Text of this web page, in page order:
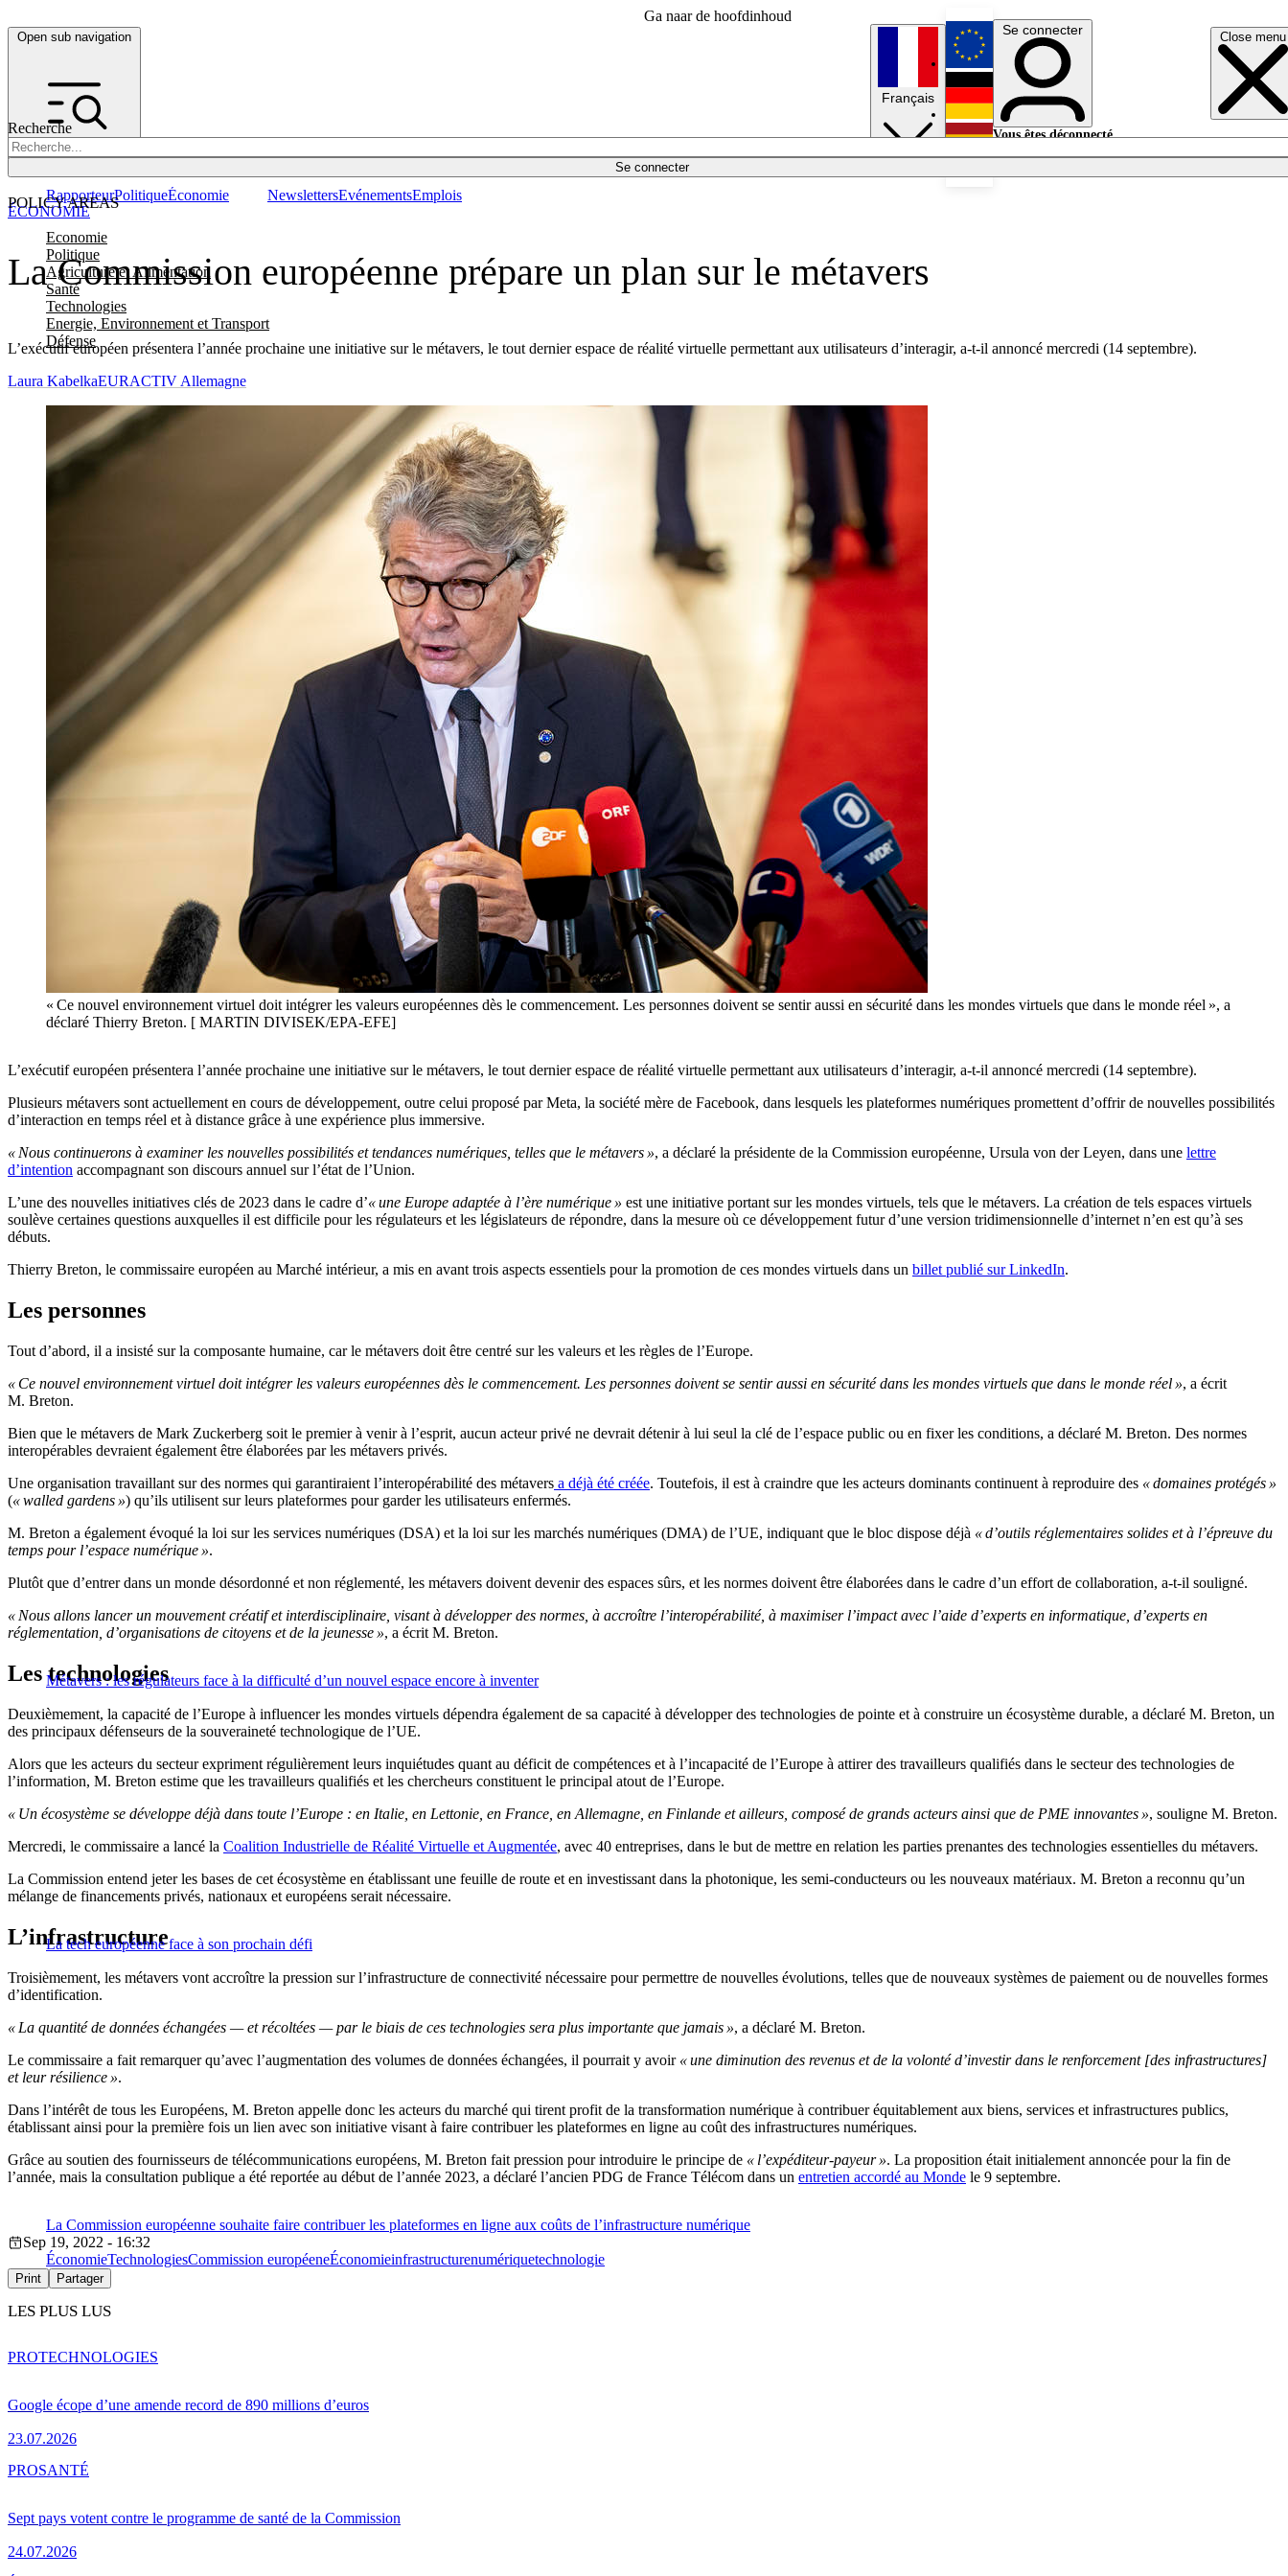
Ga naar de hoofdinhoud
Open sub navigation Close menu
Recherche
Se connecter
POLICY AREAS
Economie
Politique
Agriculture et Alimentation
Santé
Technologies
Energie, Environnement et Transport
Défense
RapporteurPolitiqueÉconomie NewslettersEvénementsEmplois
Français
English
Deutsch
Se connecter
Vous êtes déconnecté.
La Commission européenne prépare un plan sur le métavers
L’exécutif européen présentera l’année prochaine une initiative sur le métavers, le tout dernier espace de réalité virtuelle permettant aux utilisateurs d’interagir, a-t-il annoncé mercredi (14 septembre).
ÉCONOMIE
Laura KabelkaEURACTIV Allemagne
« Ce nouvel environnement virtuel doit intégrer les valeurs européennes dès le commencement. Les personnes doivent se sentir aussi en sécurité dans les mondes virtuels que dans le monde réel », a
déclaré Thierry Breton. [ MARTIN DIVISEK/EPA-EFE]
L’exécutif européen présentera l’année prochaine une initiative sur le métavers, le tout dernier espace de réalité virtuelle permettant aux utilisateurs d’interagir, a-t-il annoncé mercredi (14 septembre).
Plusieurs métavers sont actuellement en cours de développement, outre celui proposé par Meta, la société mère de Facebook, dans lesquels les plateformes numériques promettent d’offrir de nouvelles possibilités
d’interaction en temps réel et à distance grâce à une expérience plus immersive.
« Nous continuerons à examiner les nouvelles possibilités et tendances numériques, telles que le métavers », a déclaré la présidente de la Commission européenne, Ursula von der Leyen, dans une lettre
d’intention accompagnant son discours annuel sur l’état de l’Union.
L’une des nouvelles initiatives clés de 2023 dans le cadre d’« une Europe adaptée à l’ère numérique » est une initiative portant sur les mondes virtuels, tels que le métavers. La création de tels espaces virtuels
soulève certaines questions auxquelles il est difficile pour les régulateurs et les législateurs de répondre, dans la mesure où ce développement futur d’une version tridimensionnelle d’internet n’en est qu’à ses
débuts.
Thierry Breton, le commissaire européen au Marché intérieur, a mis en avant trois aspects essentiels pour la promotion de ces mondes virtuels dans un billet publié sur LinkedIn.
Les personnes
Tout d’abord, il a insisté sur la composante humaine, car le métavers doit être centré sur les valeurs et les règles de l’Europe.
« Ce nouvel environnement virtuel doit intégrer les valeurs européennes dès le commencement. Les personnes doivent se sentir aussi en sécurité dans les mondes virtuels que dans le monde réel », a écrit
M. Breton.
Bien que le métavers de Mark Zuckerberg soit le premier à venir à l’esprit, aucun acteur privé ne devrait détenir à lui seul la clé de l’espace public ou en fixer les conditions, a déclaré M. Breton. Des normes
interopérables devraient également être élaborées par les métavers privés.
Une organisation travaillant sur des normes qui garantiraient l’interopérabilité des métavers a déjà été créée. Toutefois, il est à craindre que les acteurs dominants continuent à reproduire des « domaines protégés »
(« walled gardens ») qu’ils utilisent sur leurs plateformes pour garder les utilisateurs enfermés.
M. Breton a également évoqué la loi sur les services numériques (DSA) et la loi sur les marchés numériques (DMA) de l’UE, indiquant que le bloc dispose déjà « d’outils réglementaires solides et à l’épreuve du
temps pour l’espace numérique ».
Plutôt que d’entrer dans un monde désordonné et non réglementé, les métavers doivent devenir des espaces sûrs, et les normes doivent être élaborées dans le cadre d’un effort de collaboration, a-t-il souligné.
« Nous allons lancer un mouvement créatif et interdisciplinaire, visant à développer des normes, à accroître l’interopérabilité, à maximiser l’impact avec l’aide d’experts en informatique, d’experts en
réglementation, d’organisations de citoyens et de la jeunesse », a écrit M. Breton.
Métavers : les régulateurs face à la difficulté d’un nouvel espace encore à inventer
Les technologies
Deuxièmement, la capacité de l’Europe à influencer les mondes virtuels dépendra également de sa capacité à développer des technologies de pointe et à construire un écosystème durable, a déclaré M. Breton, un
des principaux défenseurs de la souveraineté technologique de l’UE.
Alors que les acteurs du secteur expriment régulièrement leurs inquiétudes quant au déficit de compétences et à l’incapacité de l’Europe à attirer des travailleurs qualifiés dans le secteur des technologies de
l’information, M. Breton estime que les travailleurs qualifiés et les chercheurs constituent le principal atout de l’Europe.
« Un écosystème se développe déjà dans toute l’Europe : en Italie, en Lettonie, en France, en Allemagne, en Finlande et ailleurs, composé de grands acteurs ainsi que de PME innovantes », souligne M. Breton.
Mercredi, le commissaire a lancé la Coalition Industrielle de Réalité Virtuelle et Augmentée, avec 40 entreprises, dans le but de mettre en relation les parties prenantes des technologies essentielles du métavers.
La Commission entend jeter les bases de cet écosystème en établissant une feuille de route et en investissant dans la photonique, les semi-conducteurs ou les nouveaux matériaux. M. Breton a reconnu qu’un
mélange de financements privés, nationaux et européens serait nécessaire.
La tech européenne face à son prochain défi
L’infrastructure
Troisièmement, les métavers vont accroître la pression sur l’infrastructure de connectivité nécessaire pour permettre de nouvelles évolutions, telles que de nouveaux systèmes de paiement ou de nouvelles formes
d’identification.
« La quantité de données échangées — et récoltées — par le biais de ces technologies sera plus importante que jamais », a déclaré M. Breton.
Le commissaire a fait remarquer qu’avec l’augmentation des volumes de données échangées, il pourrait y avoir « une diminution des revenus et de la volonté d’investir dans le renforcement [des infrastructures]
et leur résilience ».
Dans l’intérêt de tous les Européens, M. Breton appelle donc les acteurs du marché qui tirent profit de la transformation numérique à contribuer équitablement aux biens, services et infrastructures publics,
établissant ainsi pour la première fois un lien avec son initiative visant à faire contribuer les plateformes en ligne au coût des infrastructures numériques.
Grâce au soutien des fournisseurs de télécommunications européens, M. Breton fait pression pour introduire le principe de « l’expéditeur-payeur ». La proposition était initialement annoncée pour la fin de
l’année, mais la consultation publique a été reportée au début de l’année 2023, a déclaré l’ancien PDG de France Télécom dans un entretien accordé au Monde le 9 septembre.
La Commission européenne souhaite faire contribuer les plateformes en ligne aux coûts de l’infrastructure numérique
Sep 19, 2022 - 16:32
ÉconomieTechnologiesCommission européeneÉconomieinfrastructurenumériquetechnologie
Print Partager
LES PLUS LUS
Google écope d’une amende record de 890 millions d’euros
23.07.2026
PROTECHNOLOGIES
Sept pays votent contre le programme de santé de la Commission
24.07.2026
PROSANTÉ